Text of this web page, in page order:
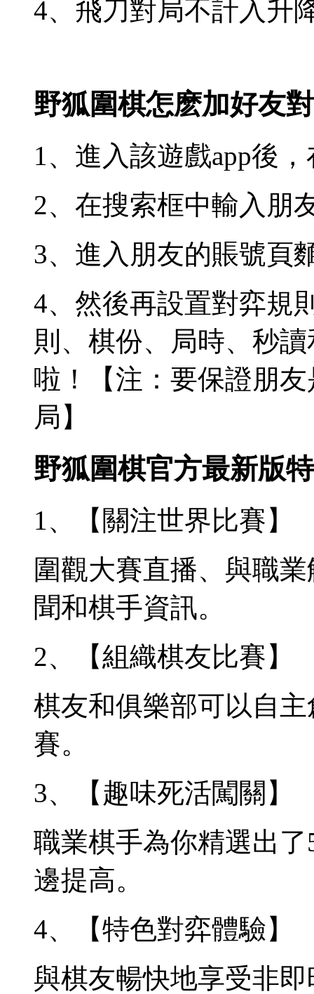
4、飛刀對局不計入升
野狐圍棋怎麽加好友
1、進入該遊戲app後
2、在搜索框中輸入朋
3、進入朋友的賬號頁
4、然後再設置對弈規
則、棋份、局時、秒
啦！【注：要保證朋
局】
野狐圍棋官方最新版
1、【關注世界比賽】
圍觀大賽直播、與職
聞和棋手資訊。
2、【組織棋友比賽】
棋友和俱樂部可以自
賽。
3、【趣味死活闖關】
職業棋手為你精選出
邊提高。
4、【特色對弈體驗】
與棋友暢快地享受非